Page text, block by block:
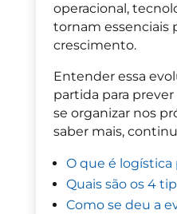
operacional,
tornam essenciais
crescimento.
Entender essa
partida para
se organizar nos
saber mais,
O que é logística
Quais são os 4
Como se deu a